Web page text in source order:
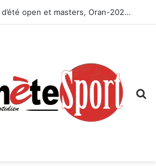
Championnat national d’été open et masters, Oran-2026 — Le CRB s’adjuge le titre